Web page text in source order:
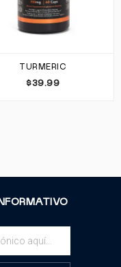
TURMERIC
$39.99